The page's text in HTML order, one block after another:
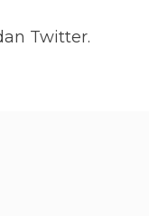
Twitter.